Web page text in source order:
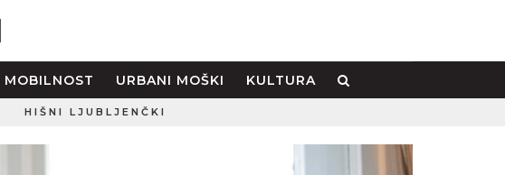
MOBILNOST URBANI MOŠKI KULTURA
HIŠNI LJUBLJENČKI